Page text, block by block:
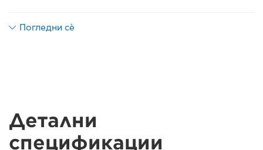
Погледни сè
Детални
спецификации